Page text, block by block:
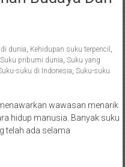
dunia, Kehidupan suku terpencil ,
Suku pribumi dunia, Suku yang
suku di Indonesia, Suku-suku
wawasan menarik
hidup manusia. Banyak suku
telah ada selama